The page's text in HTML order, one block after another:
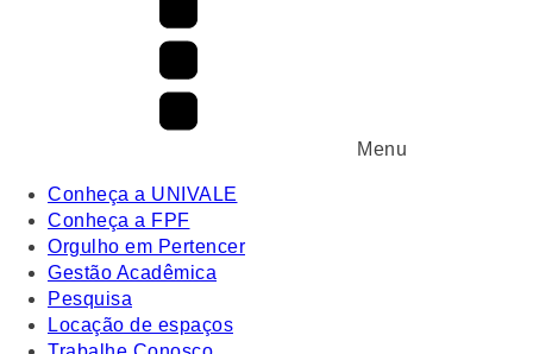
Menu
Conheça a UNIVALE
Conheça a FPF
Orgulho em Pertencer
Gestão Acadêmica
Pesquisa
Locação de espaços